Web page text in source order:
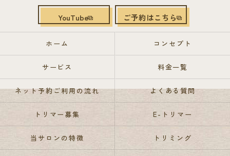
YouTube ご予約はこちら
ホーム コンセプト
サービス 料金一覧
ネット予約ご利用の流れ よくある質問
トリマー募集 E-トリマー
当サロンの特徴 トリミング